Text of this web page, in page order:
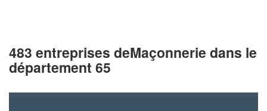
483 entreprises deMaçonnerie dans le
département 65